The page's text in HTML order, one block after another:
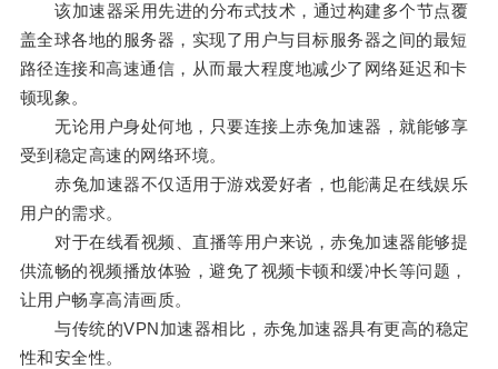
该加速器采用先进的分布式技术，通过构建多个节点覆
盖全球各地的服务器，实现了用户与目标服务器之间的最短
路径连接和高速通信，从而最大程度地减少了网络延迟和卡
顿现象。
无论用户身处何地，只要连接上赤兔加速器，就能够享
受到稳定高速的网络环境。
赤兔加速器不仅适用于游戏爱好者，也能满足在线娱乐
用户的需求。
对于在线看视频、直播等用户来说，赤兔加速器能够提
供流畅的视频播放体验，避免了视频卡顿和缓冲长等问题，
让用户畅享高清画质。
与传统的VPN加速器相比，赤兔加速器具有更高的稳定
性和安全性。